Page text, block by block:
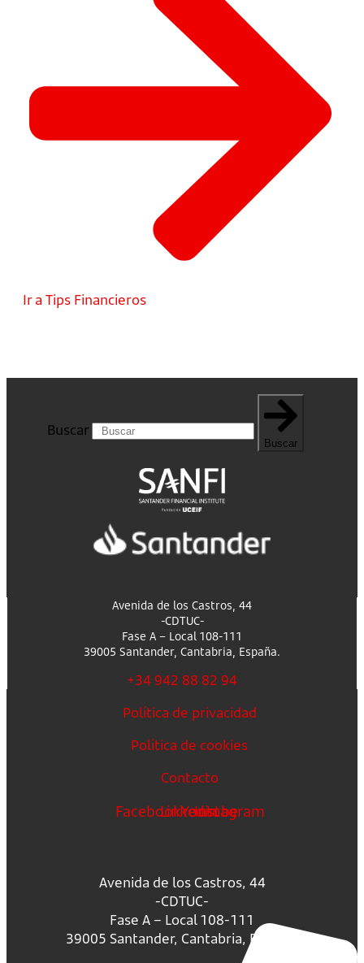
Ir a Tips Financieros
Buscar
Buscar
Avenida de los Castros, 44
-CDTUC-
Fase A – Local 108-111
39005 Santander, Cantabria, España.
+34 942 88 82 94
Política de privacidad
Política de cookies
Contacto
FacebookLinkedin
Youtube
Instagram
Avenida de los Castros, 44
-CDTUC-
Fase A – Local 108-111
39005 Santander, Cantabria, España.